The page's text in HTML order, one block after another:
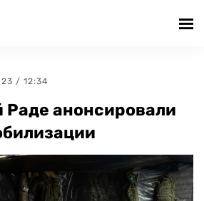
/ 12:34
Раде анонсировали